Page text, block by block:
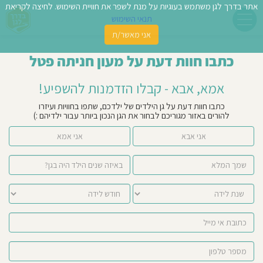
כתבו חוות דעת על מעון חניתה פטל
אמא, אבא - קבלו הזדמנות להשפיע!
כתבו חוות דעת על גן הילדים של ילדכם, שתפו בחוויות ועיזרו
להורים באזור מגוריכם לבחור את הגן הנכון ביותר עבור ילדיהם :)
אני אמא אני אבא
אתר בדרך לגן משתמש בעוגיות על מנת לשפר את חוויית השימוש. לחיצה לקריאת
תנאי השימוש
אני מאשר/ת